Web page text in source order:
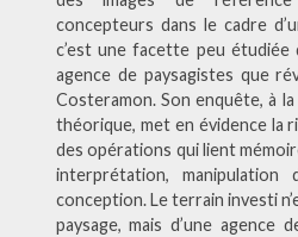
concepteurs dans le cadre
c’est une facette peu étudiée
agence de paysagistes que
Costeramon. Son enquête, à
théorique, met en évidence la
des opérations qui lient
interprétation, manipulation
conception. Le terrain investi
paysage, mais d’une agence